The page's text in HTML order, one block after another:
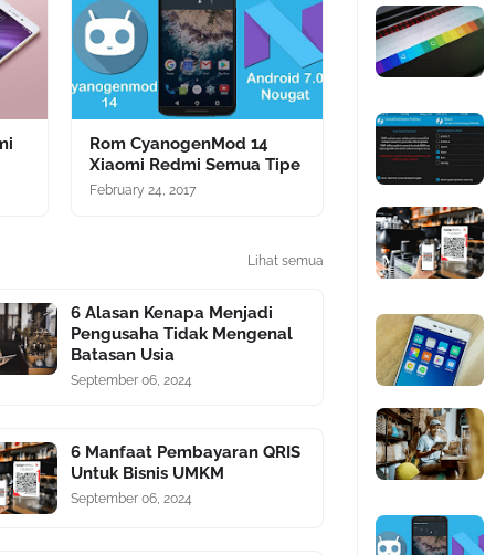
Rom CyanogenMod 14
Xiaomi Redmi Semua Tipe
February 24, 2017
Lihat semua
6 Alasan Kenapa Menjadi
Pengusaha Tidak Mengenal
Batasan Usia
September 06, 2024
6 Manfaat Pembayaran QRIS
Untuk Bisnis UMKM
September 06, 2024